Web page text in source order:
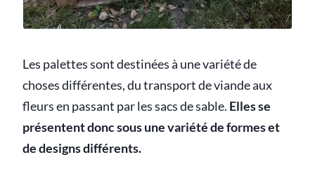
Les palettes sont destinées à une variété de
choses différentes, du transport de viande aux
fleurs en passant par les sacs de sable. Elles se
présentent donc sous une variété de formes et
de designs différents.